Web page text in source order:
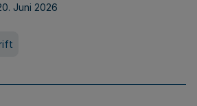
Juni 2026